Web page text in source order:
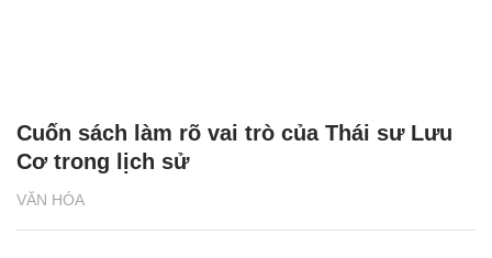
VĂN HÓA
Cuốn sách làm rõ vai trò của Thái sư Lưu
Cơ trong lịch sử